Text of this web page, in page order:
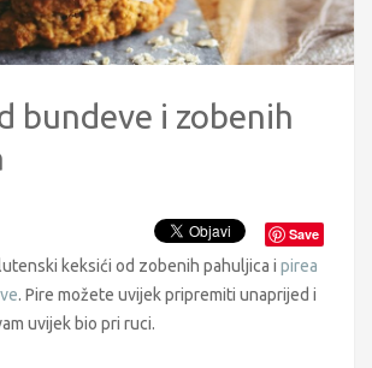
bundeve i zobenih
Save
keksići od zobenih pahuljica i pirea
. Pire možete uvijek pripremiti unaprijed i
uvijek bio pri ruci.